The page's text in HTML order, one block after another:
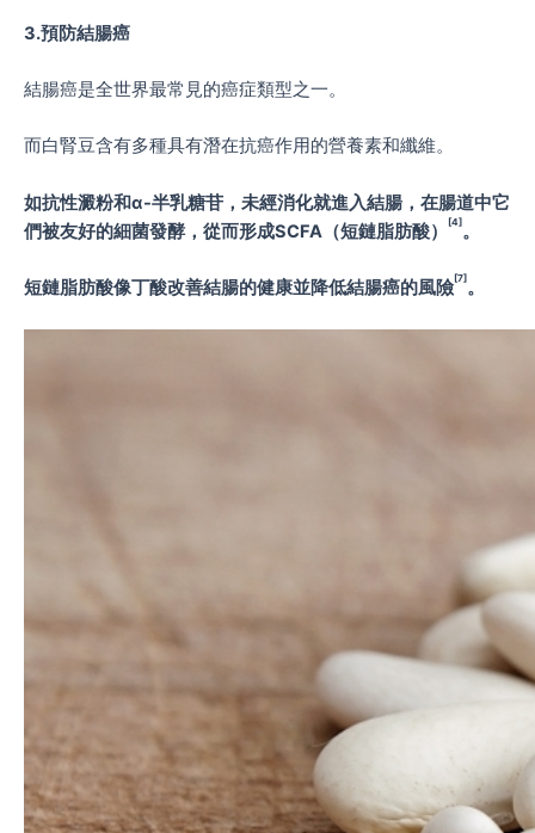
3.預防結腸癌
結腸癌是全世界最常見的癌症類型之一。
而白腎豆含有多種具有潛在抗癌作用的營養素和纖維。
如抗性澱粉和α-半乳糖苷，未經消化就進入結腸，在腸道中它
們被友好的細菌發酵，從而形成SCFA（短鏈脂肪酸）
[4]。
短鏈脂肪酸像丁酸改善結腸的健康並降低結腸癌的風險[7]。